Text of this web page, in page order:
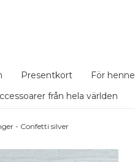
Presentkort För henne
från hela världen
- Confetti silver